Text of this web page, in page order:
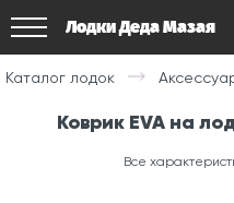
Лодки Деда Мазая
Каталог лодок
Коврик EVA на
Все